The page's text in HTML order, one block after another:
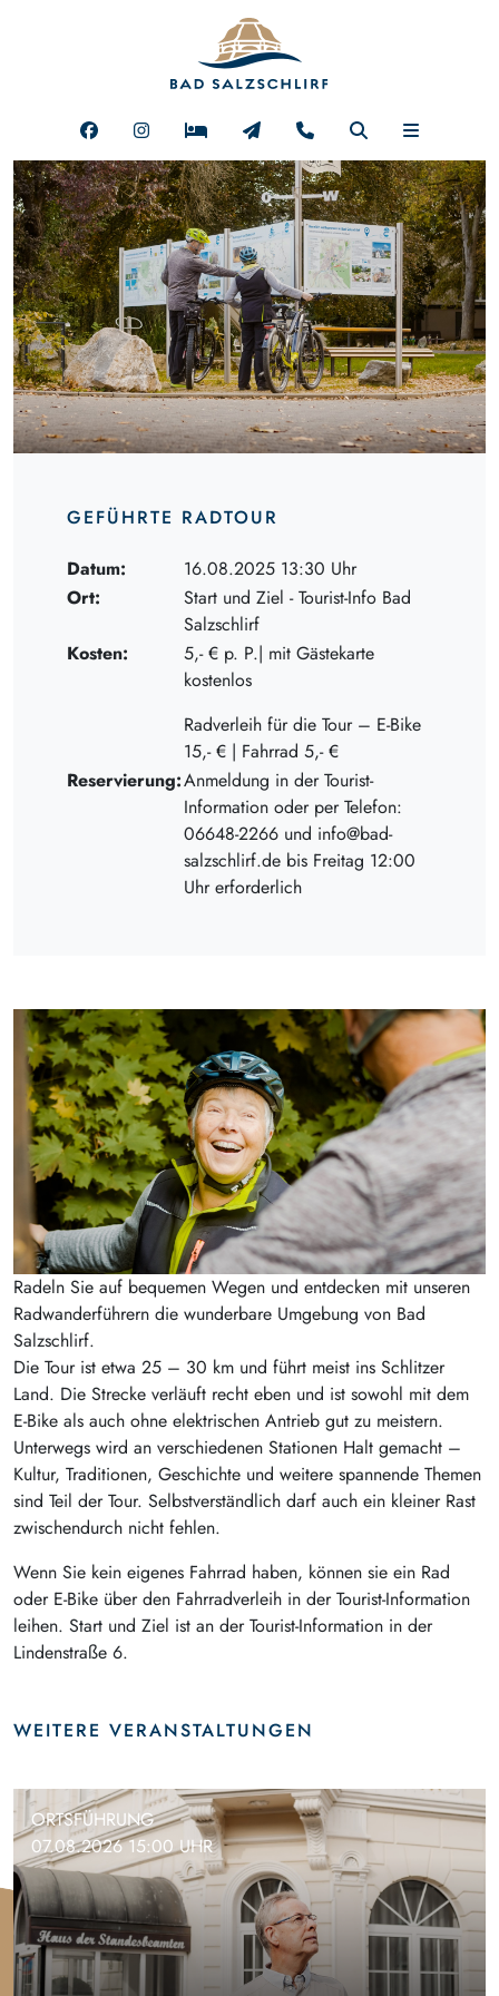
GEFÜHRTE RADTOUR
Datum:
16.08.2025 13:30 Uhr
Ort:
Start und Ziel - Tourist-Info Bad
Salzschlirf
Kosten:
5,- € p. P.| mit Gästekarte
kostenlos
Radverleih für die Tour – E-Bike
15,- € | Fahrrad 5,- €
Reservierung:Anmeldung in der Tourist-
Information oder per Telefon:
06648-2266 und info@bad-
salzschlirf.de bis Freitag 12:00
Uhr erforderlich
Radeln Sie auf bequemen Wegen und entdecken mit unseren
Radwanderführern die wunderbare Umgebung von Bad
Salzschlirf.
Die Tour ist etwa 25 – 30 km und führt meist ins Schlitzer
Land. Die Strecke verläuft recht eben und ist sowohl mit dem
E-Bike als auch ohne elektrischen Antrieb gut zu meistern.
Unterwegs wird an verschiedenen Stationen Halt gemacht –
Kultur, Traditionen, Geschichte und weitere spannende Themen
sind Teil der Tour. Selbstverständlich darf auch ein kleiner Rast
zwischendurch nicht fehlen.
Wenn Sie kein eigenes Fahrrad haben, können sie ein Rad
oder E-Bike über den Fahrradverleih in der Tourist-Information
leihen. Start und Ziel ist an der Tourist-Information in der
Lindenstraße 6.
WEITERE VERANSTALTUNGEN
ORTSFÜHRUNG
07.08.2026 15:00 UHR